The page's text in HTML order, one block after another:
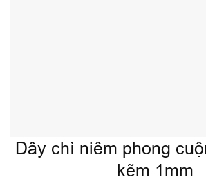
Dây chì niêm phong
kẽm 1mm